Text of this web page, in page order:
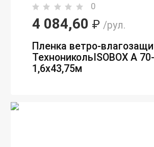
0
4 084,60 ₽ /рул.
Пленка ветро-
ТехноникольISOBOX А
1,6х43,75м